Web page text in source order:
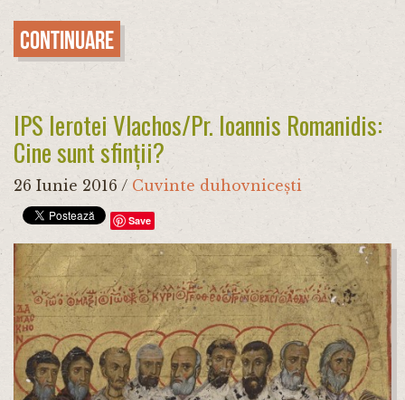
Continuare
IPS Ierotei Vlachos/Pr. Ioannis Romanidis:
Cine sunt sfinții?
26 Iunie 2016 / Cuvinte duhovnicești
Save